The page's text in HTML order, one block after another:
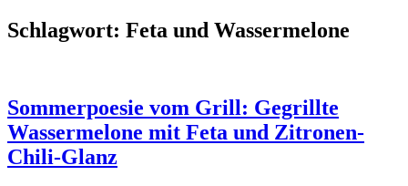
Schlagwort: Feta und Wassermelone
Sommerpoesie vom Grill: Gegrillte
Wassermelone mit Feta und Zitronen-
Chili-Glanz